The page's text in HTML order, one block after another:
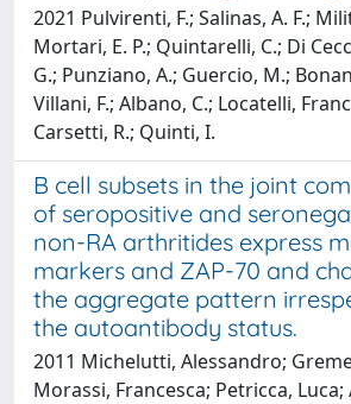
2021 Pulvirenti, F.; Salinas, A. F.;
Mortari, E. P.; Quintarelli, C.; Di
G.; Punziano, A.; Guercio, M.;
Villani, F.; Albano, C.; Locatelli,
Carsetti, R.; Quinti, I.
B cell subsets in the joint
of seropositive and
non-RA arthritides express
markers and ZAP-70 and
the aggregate pattern
the autoantibody status.
2011 Michelutti, Alessandro;
Morassi, Francesca; Petricca,